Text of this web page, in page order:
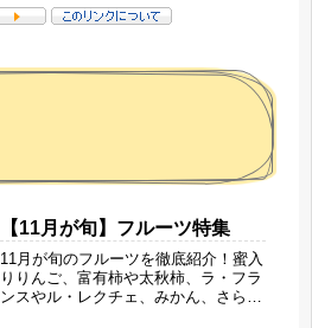
【11月が旬】フルーツ特集
11月が旬のフルーツを徹底紹介！蜜入
りりんご、富有柿や太秋柿、ラ・フラ
ンスやル・レクチェ、みかん、さらに